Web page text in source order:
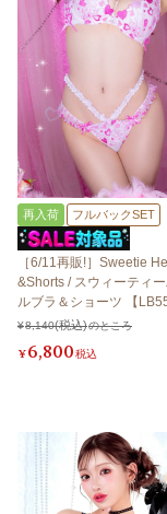
再入荷 フルバックSET
［6/11再販!］Sweetie
&Shorts / スウィーティ
ルブラ＆ショーツ 【
¥8,140 のところ
¥6,800税込